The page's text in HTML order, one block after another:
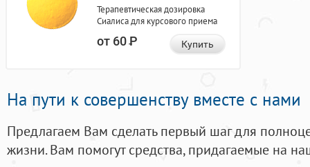
Терапевтическая дозировка
Сиалиса для курсового приема
от 60Р Купить
На пути к совершенству вместе с нами
Предлагаем Вам сделать первый шаг для
жизни. Вам помогут средства, придагаемые на